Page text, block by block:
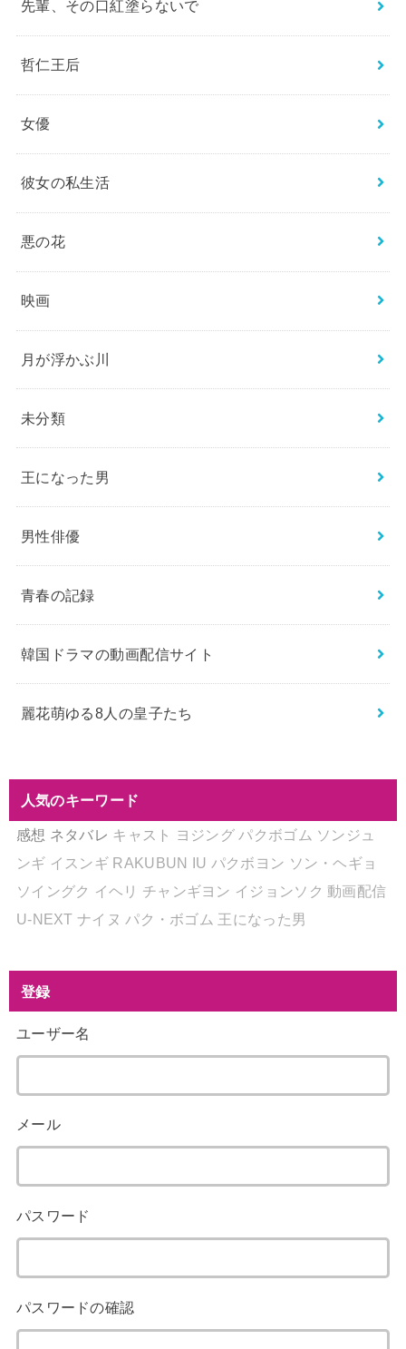
先輩、その口紅塗らないで
哲仁王后
女優
彼女の私生活
悪の花
映画
月が浮かぶ川
未分類
王になった男
男性俳優
青春の記録
韓国ドラマの動画配信サイト
麗花萌ゆる8人の皇子たち
人気のキーワード
感想 ネタバレ キャスト ヨジング パクボゴム ソンジュ
ンギ イスンギ RAKUBUN IU パクボヨン ソン・ヘギョ
ソイングク イヘリ チャンギヨン イジョンソク 動画配信
U-NEXT ナイヌ パク・ボゴム 王になった男
登録
ユーザー名
メール
パスワード
パスワードの確認